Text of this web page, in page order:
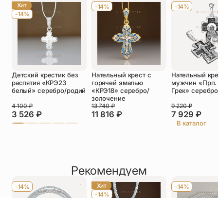
ребенка молитва «Господи помилуй»
Телефон
*
Прикрепить фото
Хит
-14%
Детский крестик без
распятия «КРЭ23
белый» серебро/родий
3 526 ₽
4 100₽
-14%
Нательный крест с
горячей эмалью
«КРЭ18» серебро/
золочение
11 816 ₽
13 740₽
-14%
Нательный
мужчин
Грек» серебро
7 929 ₽
9 220₽
В каталог
Рекомендуем
-14%
Хит
-14%
-14%